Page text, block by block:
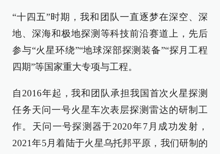
“十四五”时期，我和团队一直逐梦在深空、深
地、深海和极地探测等科技前沿赛道上，先后
参与“火星环绕”“地球深部探测装备”“探月工程
四期”等国家重大专项与工程。
自2016年起，我和团队承担我国首次火星探测
任务天问一号火星车次表层探测雷达的研制工
作。天问一号探测器于2020年7月成功发射，
2021年5月着陆于火星乌托邦平原，我们研制的